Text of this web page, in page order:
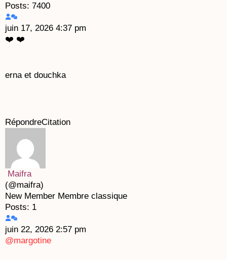
Posts: 7400
juin 17, 2026 4:37 pm
❤️ ❤️
erna et douchka
RépondreCitation
Maifra
(@maifra)
New Member Membre classique
Posts: 1
juin 22, 2026 2:57 pm
@margotine